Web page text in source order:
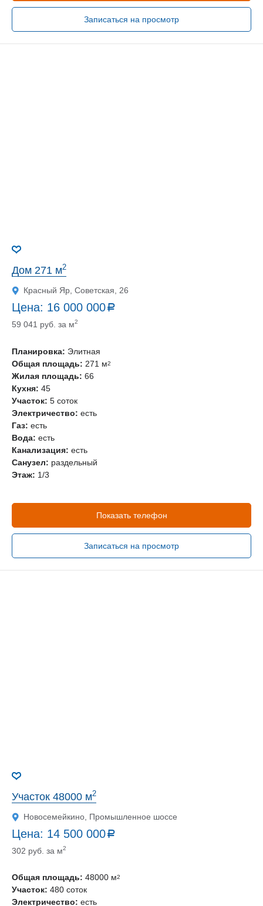
Записаться на просмотр
Дом 271 м2
Красный Яр, Советская, 26
Цена: 16 000 000 a
руб.
59 041 руб. за м2
Планировка: Элитная
Общая площадь: 271 м2
Жилая площадь: 66
Кухня: 45
Участок: 5 соток
Электричество: есть
Газ: есть
Вода: есть
Канализация: есть
Санузел: раздельный
Этаж: 1/3
Показать телефон
Записаться на просмотр
Участок 48000 м2
Новосемейкино, Промышленное шоссе
Цена: 14 500 000 a
руб.
302 руб. за м2
Общая площадь: 48000 м2
Участок: 480 соток
Электричество: есть